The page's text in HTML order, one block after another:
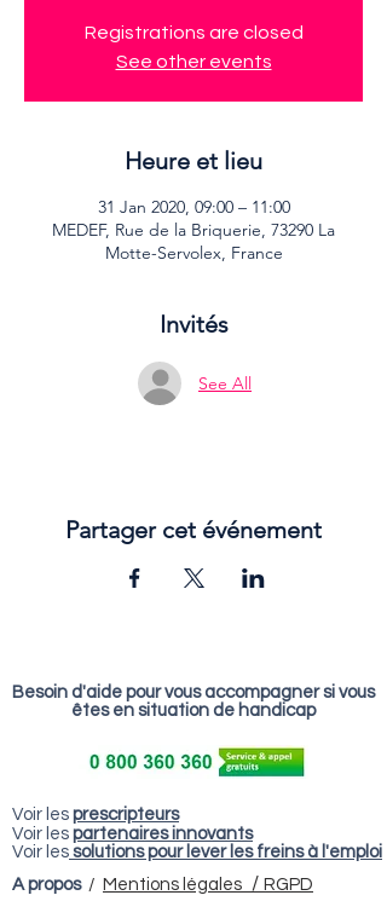
Registrations are closed
See other events
Heure et lieu
31 Jan 2020, 09:00 – 11:00
MEDEF, Rue de la Briquerie, 73290 La
Motte-Servolex, France
Invités
See All
Partager cet événement
Besoin d'aide pour vous accompagner si vous
êtes en situation de handicap
Voir les prescripteurs
Voir les partenaires innovants
Voir les solutions pour lever les freins à l'emploi
A propos/ Mentions légales / RGPD